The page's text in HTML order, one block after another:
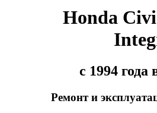
Honda
с 1994 года
Ремонт и